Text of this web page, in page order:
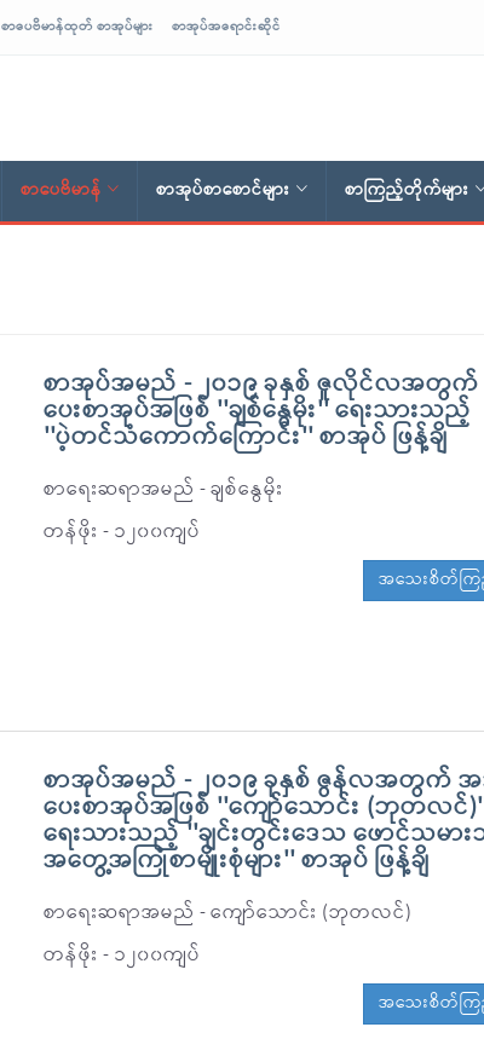
စာပေဗိမာန်ထုတ် စာအုပ်များ စာအုပ်အရောင်းဆိုင်
စာပေဗိမာန် စာအုပ်စာစောင်များ စာကြည့်တိုက်များ
စာအုပ်အမည် - ၂၀၁၉ ခုနှစ် ဇူလိုင်လအတွက်
ပေးစာအုပ်အဖြစ် ''ချစ်နွေမိုး'' ရေးသားသည့်
''ပဲ့တင်သံကောက်ကြောင်း'' စာအုပ် ဖြန့်ချိ
စာရေးဆရာအမည် - ချစ်နွေမိုး
တန်ဖိုး - ၁၂၀၀ကျပ်
အသေးစိတ်က
စာအုပ်အမည် - ၂၀၁၉ ခုနှစ် ဇွန်လအတွက်
ပေးစာအုပ်အဖြစ် ''ကျော်သောင်း (ဘုတလင်
ရေးသားသည့် ''ချင်းတွင်းဒေသ ဖောင်သမာ
အတွေ့အကြုံစာမျိုးစုံများ'' စာအုပ် ဖြန့်ချိ
စာရေးဆရာအမည် - ကျော်သောင်း (ဘုတလင်)
တန်ဖိုး - ၁၂၀၀ကျပ်
အသေးစိတ်က